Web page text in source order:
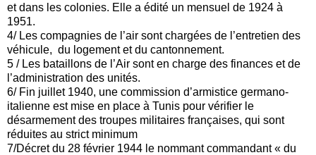
et dans les colonies. Elle a édité un mensuel de 1924 à
1951.
4/ Les compagnies de l’air sont chargées de l’entretien des
véhicule, du logement et du cantonnement.
5 / Les bataillons de l’Air sont en charge des finances et de
l’administration des unités.
6/ Fin juillet 1940, une commission d’armistice germano-
italienne est mise en place à Tunis pour vérifier le
désarmement des troupes militaires françaises, qui sont
réduites au strict minimum
7/Décret du 28 février 1944 le nommant commandant « du